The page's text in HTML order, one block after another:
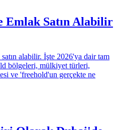
Emlak Satın Alabilir
alabilir. İşte 2026'ya dair tam
bölgeleri, mülkiyet türleri,
ve 'freehold'un gerçekte ne